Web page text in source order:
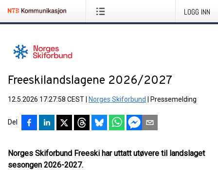
LOGG INN
Freeskilandslagene 2026/2027
12.5.2026 17:27:58 CEST Norges Skiforbund Pressemelding
Del
Norges Skiforbund Freeski har uttatt utøvere til landslaget
sesongen 2026-2027.